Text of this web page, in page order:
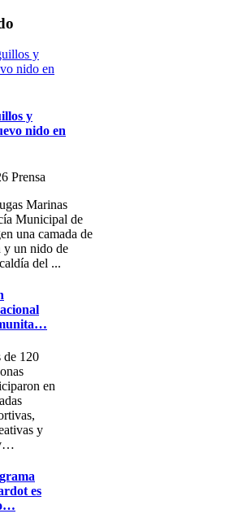
y
nido en
Prensa
Marinas
Municipal de
una camada de
y un nido de
del ...
de 120
en
y
es